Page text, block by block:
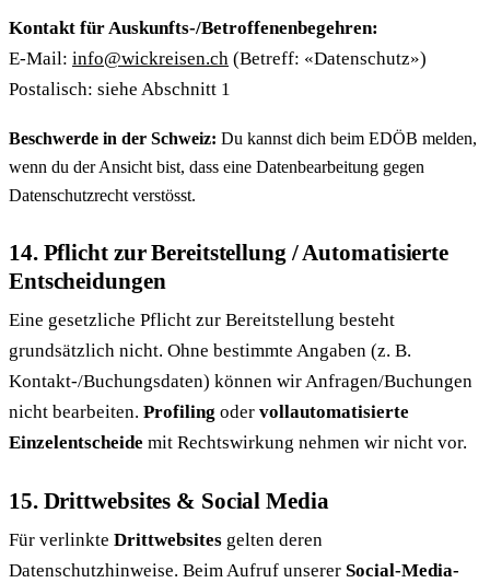
Kontakt für Auskunfts-/Betroffenenbegehren:
E-Mail: info@wickreisen.ch (Betreff: «Datenschutz»)
Postalisch: siehe Abschnitt 1
Beschwerde in der Schweiz: Du kannst dich beim EDÖB melden,
wenn du der Ansicht bist, dass eine Datenbearbeitung gegen
Datenschutzrecht verstösst.
14. Pflicht zur Bereitstellung / Automatisierte
Entscheidungen
Eine gesetzliche Pflicht zur Bereitstellung besteht
grundsätzlich nicht. Ohne bestimmte Angaben (z. B.
Kontakt-/Buchungsdaten) können wir Anfragen/Buchungen
nicht bearbeiten. Profiling oder vollautomatisierte
Einzelentscheide mit Rechtswirkung nehmen wir nicht vor.
15. Drittwebsites & Social Media
Für verlinkte Drittwebsites gelten deren
Datenschutzhinweise. Beim Aufruf unserer Social-Media-